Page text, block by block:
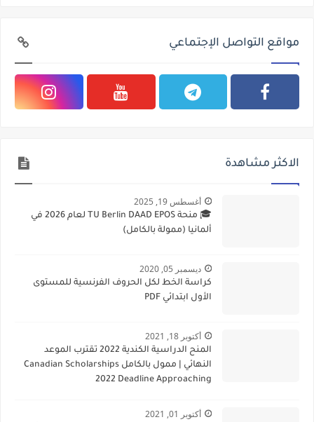
مواقع التواصل الإجتماعي
الاكثر مشاهدة
أغسطس 19, 2025
🎓 منحة TU Berlin DAAD EPOS لعام 2026 في
ألمانيا (ممولة بالكامل)
ديسمبر 05, 2020
كراسة الخط لكل الحروف الفرنسية للمستوى
الأول ابتدائي PDF
أكتوبر 18, 2021
المنح الدراسية الكندية 2022 تقترب الموعد
النهائي | ممول بالكامل Canadian Scholarships
2022 Deadline Approaching
أكتوبر 01, 2021